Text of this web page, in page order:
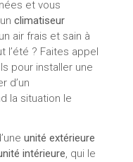
et vous
climatiseur
air frais et sain à
l’été ? Faites appel
pour installer une
d’un
la situation le
unité extérieure
intérieure, qui le